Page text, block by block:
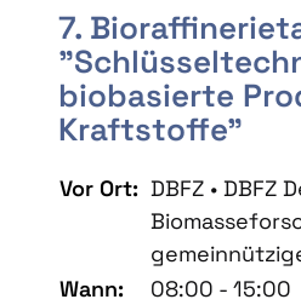
7.
biobasierte
Kraftstoffe"
Vor Ort: DBFZ • DBFZ
Wann:
08:00 - 15:00